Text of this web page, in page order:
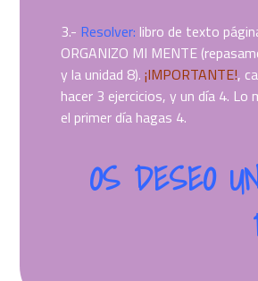
3.- Resolver: libro de texto
ORGANIZO MI MENTE
y la unidad 8). ¡IMPORTANTE!,
hacer 3 ejercicios, y un día 4. Lo
el primer día hagas 4.
OS DESEO